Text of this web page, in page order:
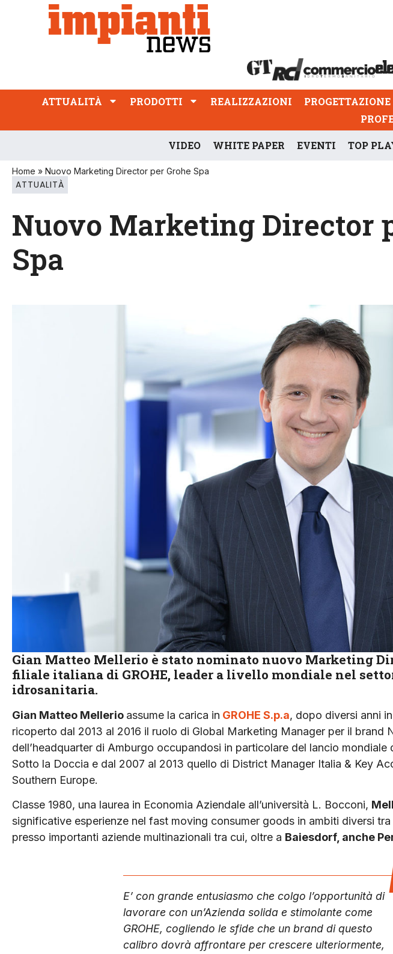
ATTUALITÀ PRODOTTI REALIZZAZIONI
PROFESSIONE
ATTUALITÀ PRODOTTI REALIZZAZIONI PROGETTAZIONE
VIDEO WHITE PAPER EVENTI TOP
Home » Nuovo Marketing Director per Grohe Spa
ATTUALITÀ
Nuovo Marketing Director
Spa
Gian Matteo Mellerio è stato nominato nuovo Marketing
filiale italiana di GROHE, leader a livello mondiale nel
idrosanitaria.
Gian Matteo Mellerio assume la carica in GROHE S.p.a, dopo diversi anni in
ricoperto dal 2013 al 2016 il ruolo di Global Marketing Manager per il brand
dell’headquarter di Amburgo occupandosi in particolare del lancio mondiale
Sotto la Doccia e dal 2007 al 2013 quello di District Manager Italia & Key
Southern Europe.
Classe 1980, una laurea in Economia Aziendale all’università L. Bocconi,
significative esperienze nel fast moving consumer goods in ambiti diversi
presso importanti aziende multinazionali tra cui, oltre a Baiesdorf, anche
E’ con grande entusiasmo che colgo l’opportunità di
lavorare con un’Azienda solida e stimolante come
GROHE, cogliendo le sfide che un brand di questo
calibro dovrà affrontare per crescere ulteriormente,